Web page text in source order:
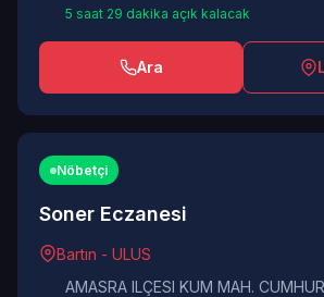
5 saat 29 dakika açık kalacak
Ara
Nöbetçi
Soner Eczanesi
Bartın - ULUS
AMASRA ILÇESI KUM MAH.